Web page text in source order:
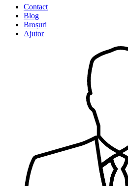
Contact
Blog
Broșuri
Ajutor